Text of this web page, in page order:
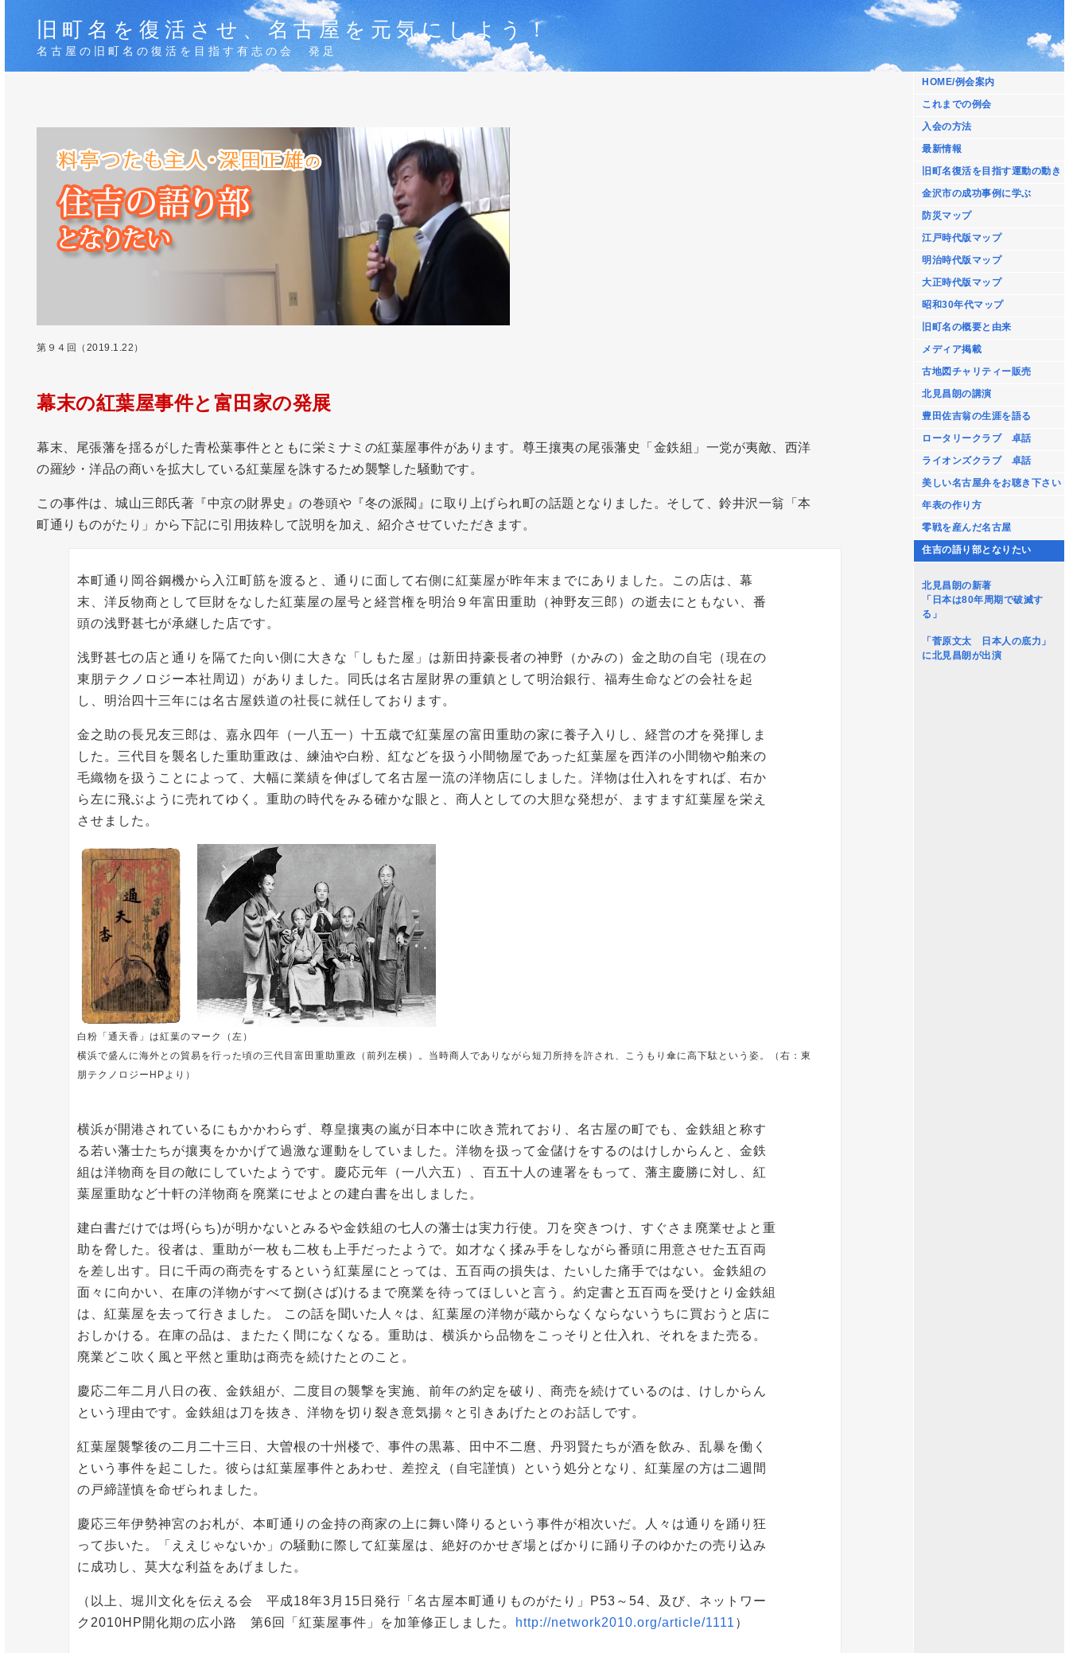
旧町名を復活させ、名古屋を元気にしよう！
名古屋の旧町名の復活を目指す有志の会 発足
HOME/例会案内
これまでの例会
入会の方法
最新情報
旧町名復活を目指す運動の動き
金沢市の成功事例に学ぶ
防災マップ
江戸時代版マップ
明治時代版マップ
大正時代版マップ
昭和30年代マップ
旧町名の概要と由来
メディア掲載
古地図チャリティー販売
北見昌朗の講演
豊田佐吉翁の生涯を語る
ロータリークラブ 卓話
ライオンズクラブ 卓話
美しい名古屋弁をお聴き下さい
年表の作り方
零戦を産んだ名古屋
住吉の語り部となりたい
北見昌朗の新著
「日本は80年周期で破滅す
る」
「菅原文太 日本人の底力」
に北見昌朗が出演
第９４回（2019.1.22）
幕末の紅葉屋事件と富田家の発展
幕末、尾張藩を揺るがした青松葉事件とともに栄ミナミの紅葉屋事件があります。尊王攘夷の尾張藩史「金鉄組」一党が夷敵、西洋
の羅紗・洋品の商いを拡大している紅葉屋を誅するため襲撃した騒動です。
この事件は、城山三郎氏著『中京の財界史』の巻頭や『冬の派閥』に取り上げられ町の話題となりました。そして、鈴井沢一翁「本
町通りものがたり」から下記に引用抜粋して説明を加え、紹介させていただきます。
本町通り岡谷鋼機から入江町筋を渡ると、通りに面して右側に紅葉屋が昨年末までにありました。この店は、幕
末、洋反物商として巨財をなした紅葉屋の屋号と経営権を明治９年富田重助（神野友三郎）の逝去にともない、番
頭の浅野甚七が承継した店です。
浅野甚七の店と通りを隔てた向い側に大きな「しもた屋」は新田持豪長者の神野（かみの）金之助の自宅（現在の
東朋テクノロジー本社周辺）がありました。同氏は名古屋財界の重鎮として明治銀行、福寿生命などの会社を起
し、明治四十三年には名古屋鉄道の社長に就任しております。
金之助の長兄友三郎は、嘉永四年（一八五一）十五歳で紅葉屋の富田重助の家に養子入りし、経営の才を発揮しま
した。三代目を襲名した重助重政は、練油や白粉、紅などを扱う小間物屋であった紅葉屋を西洋の小間物や舶来の
毛織物を扱うことによって、大幅に業績を伸ばして名古屋一流の洋物店にしました。洋物は仕入れをすれば、右か
ら左に飛ぶように売れてゆく。重助の時代をみる確かな眼と、商人としての大胆な発想が、ますます紅葉屋を栄え
させました。
白粉「通天香」は紅葉のマーク（左）
横浜で盛んに海外との貿易を行った頃の三代目富田重助重政（前列左横）。当時商人でありながら短刀所持を許され、こうもり傘に高下駄という姿。（右：東
朋テクノロジーHPより）
横浜が開港されているにもかかわらず、尊皇攘夷の嵐が日本中に吹き荒れており、名古屋の町でも、金鉄組と称す
る若い藩士たちが攘夷をかかげて過激な運動をしていました。洋物を扱って金儲けをするのはけしからんと、金鉄
組は洋物商を目の敵にしていたようです。慶応元年（一八六五）、百五十人の連署をもって、藩主慶勝に対し、紅
葉屋重助など十軒の洋物商を廃業にせよとの建白書を出しました。
建白書だけでは埒(らち)が明かないとみるや金鉄組の七人の藩士は実力行使。刀を突きつけ、すぐさま廃業せよと重
助を脅した。役者は、重助が一枚も二枚も上手だったようで。如才なく揉み手をしながら番頭に用意させた五百両
を差し出す。日に千両の商売をするという紅葉屋にとっては、五百両の損失は、たいした痛手ではない。金鉄組の
面々に向かい、在庫の洋物がすべて捌(さば)けるまで廃業を待ってほしいと言う。約定書と五百両を受けとり金鉄組
は、紅葉屋を去って行きました。 この話を聞いた人々は、紅葉屋の洋物が蔵からなくならないうちに買おうと店に
おしかける。在庫の品は、またたく間になくなる。重助は、横浜から品物をこっそりと仕入れ、それをまた売る。
廃業どこ吹く風と平然と重助は商売を続けたとのこと。
慶応二年二月八日の夜、金鉄組が、二度目の襲撃を実施、前年の約定を破り、商売を続けているのは、けしからん
という理由です。金鉄組は刀を抜き、洋物を切り裂き意気揚々と引きあげたとのお話しです。
紅葉屋襲撃後の二月二十三日、大曽根の十州楼で、事件の黒幕、田中不二麿、丹羽賢たちが酒を飲み、乱暴を働く
という事件を起こした。彼らは紅葉屋事件とあわせ、差控え（自宅謹慎）という処分となり、紅葉屋の方は二週間
の戸締謹慎を命ぜられました。
慶応三年伊勢神宮のお札が、本町通りの金持の商家の上に舞い降りるという事件が相次いだ。人々は通りを踊り狂
って歩いた。「ええじゃないか」の騒動に際して紅葉屋は、絶好のかせぎ場とばかりに踊り子のゆかたの売り込み
に成功し、莫大な利益をあげました。
（以上、堀川文化を伝える会 平成18年3月15日発行「名古屋本町通りものがたり」P53～54、及び、ネットワー
ク2010HP開化期の広小路 第6回「紅葉屋事件」を加筆修正しました。
http://network2010.org/article/1111 ）